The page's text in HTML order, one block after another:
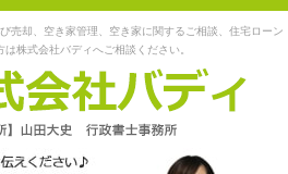
売却、空き家管理、空き家に関するご相談、住宅ローン
株式会社バディへご相談ください。